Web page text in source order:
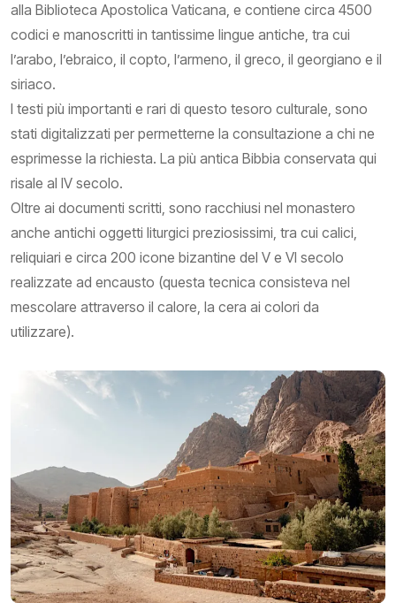
alla Biblioteca Apostolica Vaticana, e contiene circa 4500
codici e manoscritti in tantissime lingue antiche, tra cui
l’arabo, l’ebraico, il copto, l’armeno, il greco, il georgiano e il
siriaco.
I testi più importanti e rari di questo tesoro culturale, sono
stati digitalizzati per permetterne la consultazione a chi ne
esprimesse la richiesta. La più antica Bibbia conservata qui
risale al IV secolo.
Oltre ai documenti scritti, sono racchiusi nel monastero
anche antichi oggetti liturgici preziosissimi, tra cui calici,
reliquiari e circa 200 icone bizantine del V e VI secolo
realizzate ad encausto (questa tecnica consisteva nel
mescolare attraverso il calore, la cera ai colori da
utilizzare).